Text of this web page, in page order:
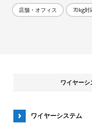
店舗・オフィス 70kg対
ワイヤー
ワイヤーシステム